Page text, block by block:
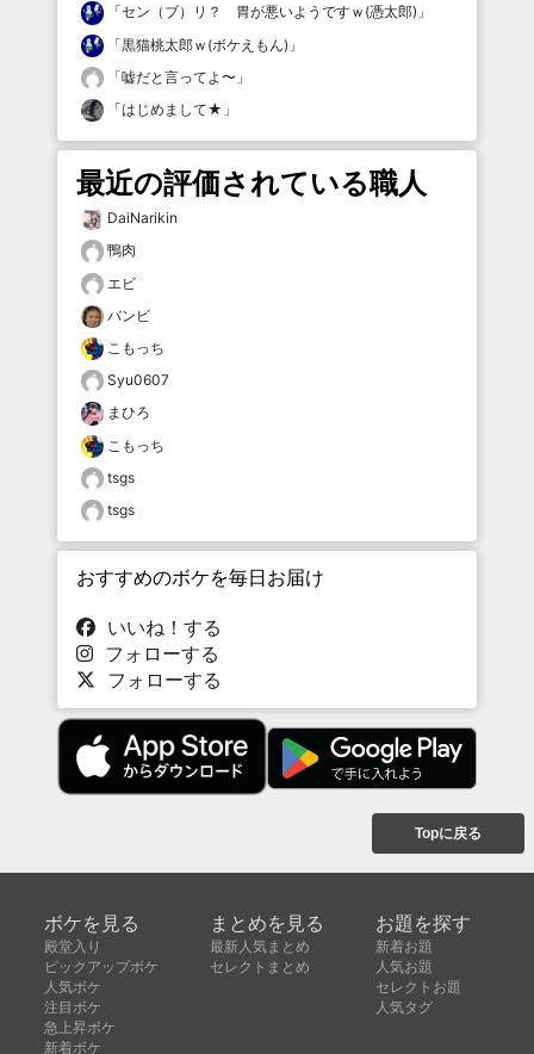
「セン（ブ）リ？ 胃が悪いようですｗ(憑太郎) 」
「黒猫桃太郎ｗ(ボケえもん) 」
「嘘だと言ってよ〜 」
「はじめまして★ 」
最近の評価されている職人
DaiNarikin
鴨肉
エビ
バンビ
こもっち
Syu0607
まひろ
こもっち
tsgs
tsgs
おすすめのボケを毎日お届け
いいね！する
フォローする
フォローする
Topに戻る
ボケを見る
殿堂入り
ピックアップボケ
人気ボケ
注目ボケ
急上昇ボケ
新着ボケ
まとめを見る
最新人気まとめ
セレクトまとめ
お題を探す
新着お題
人気お題
セレクトお題
人気タグ